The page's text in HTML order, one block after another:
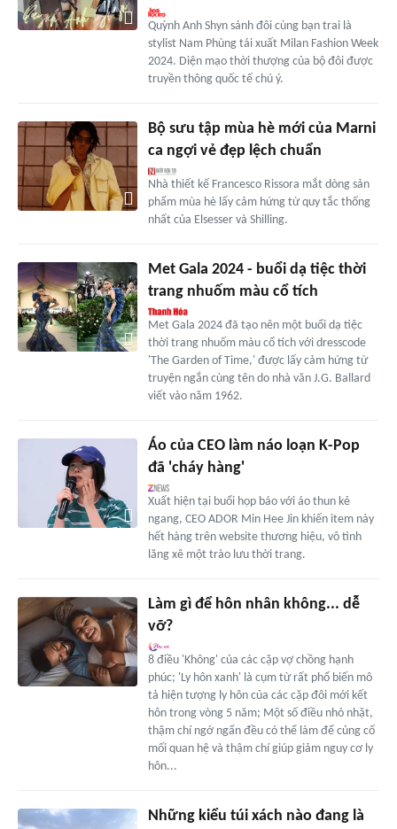
Quỳnh Anh Shyn sánh đôi cùng bạn trai là
stylist Nam Phùng tái xuất Milan Fashion Week
2024. Diện mạo thời thượng của bộ đôi được
truyền thông quốc tế chú ý.
Bộ sưu tập mùa hè mới của Marni
ca ngợi vẻ đẹp lệch chuẩn
Nhà thiết kế Francesco Rissora mắt dòng sản
phẩm mùa hè lấy cảm hứng từ quy tắc thống
nhất của Elsesser và Shilling.
Met Gala 2024 - buổi dạ tiệc thời
trang nhuốm màu cổ tích
Met Gala 2024 đã tạo nên một buổi dạ tiệc
thời trang nhuốm màu cổ tích với dresscode
'The Garden of Time,' được lấy cảm hứng từ
truyện ngắn cùng tên do nhà văn J.G. Ballard
viết vào năm 1962.
Áo của CEO làm náo loạn K-Pop
đã 'cháy hàng'
Xuất hiện tại buổi họp báo với áo thun kẻ
ngang, CEO ADOR Min Hee Jin khiến item này
hết hàng trên website thương hiệu, vô tình
lăng xê một trào lưu thời trang.
Làm gì để hôn nhân không... dễ
vỡ?
8 điều 'Không' của các cặp vợ chồng hạnh
phúc; 'Ly hôn xanh' là cụm từ rất phổ biến mô
tả hiện tượng ly hôn của các cặp đôi mới kết
hôn trong vòng 5 năm; Một số điều nhỏ nhặt,
thậm chí ngớ ngẩn đều có thể làm để củng cố
mối quan hệ và thậm chí giúp giảm nguy cơ ly
hôn...
Những kiểu túi xách nào đang là